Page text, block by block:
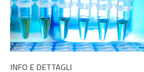
INFO E DETTAGLI